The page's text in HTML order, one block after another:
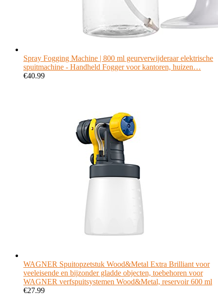
Spray Fogging Machine | 800 ml geurverwijderaar elektrische
spuitmachine - Handheld Fogger voor kantoren, huizen…
€40.99
WAGNER Spuitopzetstuk Wood&Metal Extra Brilliant voor
veeleisende en bijzonder gladde objecten, toebehoren voor
WAGNER verfspuitsystemen Wood&Metal, reservoir 600 ml
€27.99